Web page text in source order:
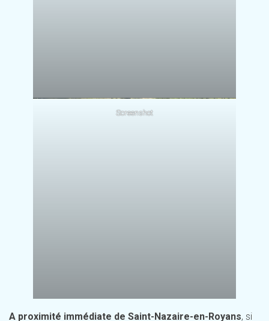
Screenshot
A proximité immédiate de Saint-Nazaire-en-Royans, si